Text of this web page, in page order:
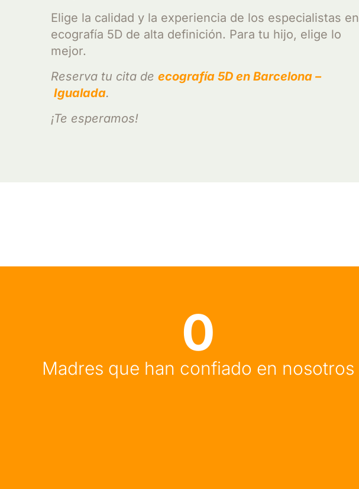
Elige la calidad y la experiencia de los especialistas en
ecografía 5D de alta definición. Para tu hijo, elige lo
mejor.
Reserva tu cita de ecografía 5D en Barcelona –
Igualada.
¡Te esperamos!
Madres que han confiado en nosotros
0